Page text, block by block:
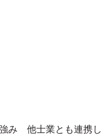
み 他士業とも連携し